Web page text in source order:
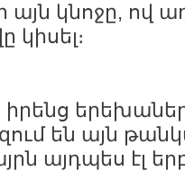
այն կնոջը, ով
կիսել։
են այն
այդպես էլ